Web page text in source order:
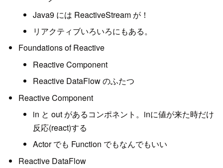
Java9 には ReactiveStream が！
リアクティブいろいろにもある。
Foundations of Reactive
Reactive Component
Reactive DataFlow のふたつ
Reactive Component
in と out があるコンポネント。inに値が来た時だけ
反応(react)する
Actor でも Function でもなんでもいい
Reactive DataFlow